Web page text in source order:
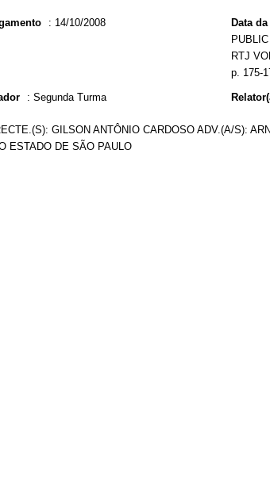
: 14/10/2008 Data
RTJ
p. 175-
: Segunda Turma
GILSON ANTÔNIO CARDOSO ADV.(A/S):
ESTADO DE SÃO PAULO